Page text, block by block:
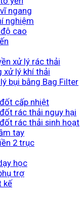
ngang
nghiệm
cao
xử lý rác thải
xử lý khí thải
bụi bằng Bag Filter
cấp nhiệt
rác thải nguy hại
rác thải sinh hoạt
tay
2 trục
học
trợ
kế